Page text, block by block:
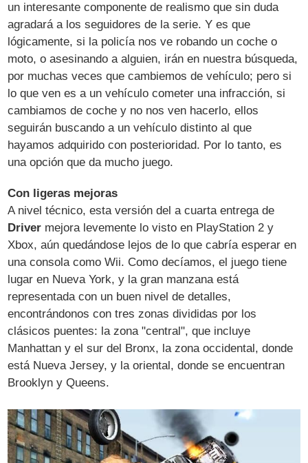
un interesante componente de realismo que sin duda
agradará a los seguidores de la serie. Y es que
lógicamente, si la policía nos ve robando un coche o
moto, o asesinando a alguien, irán en nuestra búsqueda,
por muchas veces que cambiemos de vehículo; pero si
lo que ven es a un vehículo cometer una infracción, si
cambiamos de coche y no nos ven hacerlo, ellos
seguirán buscando a un vehículo distinto al que
hayamos adquirido con posterioridad. Por lo tanto, es
una opción que da mucho juego.
Con ligeras mejoras
A nivel técnico, esta versión del a cuarta entrega de
Driver mejora levemente lo visto en PlayStation 2 y
Xbox, aún quedándose lejos de lo que cabría esperar en
una consola como Wii. Como decíamos, el juego tiene
lugar en Nueva York, y la gran manzana está
representada con un buen nivel de detalles,
encontrándonos con tres zonas divididas por los
clásicos puentes: la zona "central", que incluye
Manhattan y el sur del Bronx, la zona occidental, donde
está Nueva Jersey, y la oriental, donde se encuentran
Brooklyn y Queens.